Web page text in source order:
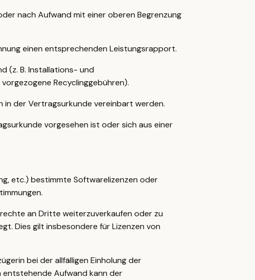
nach Aufwand mit einer oberen Begrenzung
einen entsprechenden Leistungsrapport.
(z. B. Installations- und
Recyclinggebühren).
in der Vertragsurkunde vereinbart werden.
vorgesehen ist oder sich aus einer
etc.) bestimmte Softwarelizenzen oder
an Dritte weiterzuverkaufen oder zu
Dies gilt insbesondere für Lizenzen von
bei der allfälligen Einholung der
entstehende Aufwand kann der